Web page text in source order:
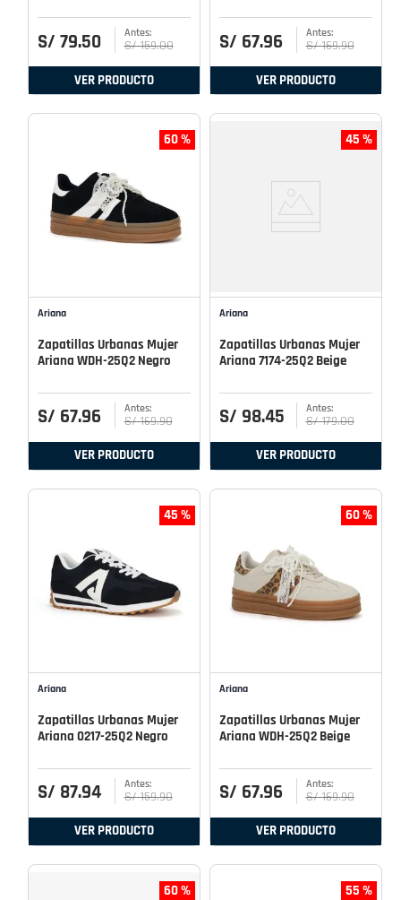
S/ 79.50 S/ 159.00
VER PRODUCTO
S/ 67.96 S/ 169.90
VER PRODUCTO
60 %
Ariana
Zapatillas Urbanas Mujer
Ariana WDH-25Q2 Negro
S/ 67.96 S/ 169.90
VER PRODUCTO
45 %
Ariana
Zapatillas Urbanas Mujer
Ariana 7174-25Q2 Beige
S/ 98.45 S/ 179.00
VER PRODUCTO
45 %
Ariana
Zapatillas Urbanas Mujer
Ariana 0217-25Q2 Negro
S/ 87.94 S/ 159.90
VER PRODUCTO
60 %
Ariana
Zapatillas Urbanas Mujer
Ariana WDH-25Q2 Beige
S/ 67.96 S/ 169.90
VER PRODUCTO
60 % 55 %